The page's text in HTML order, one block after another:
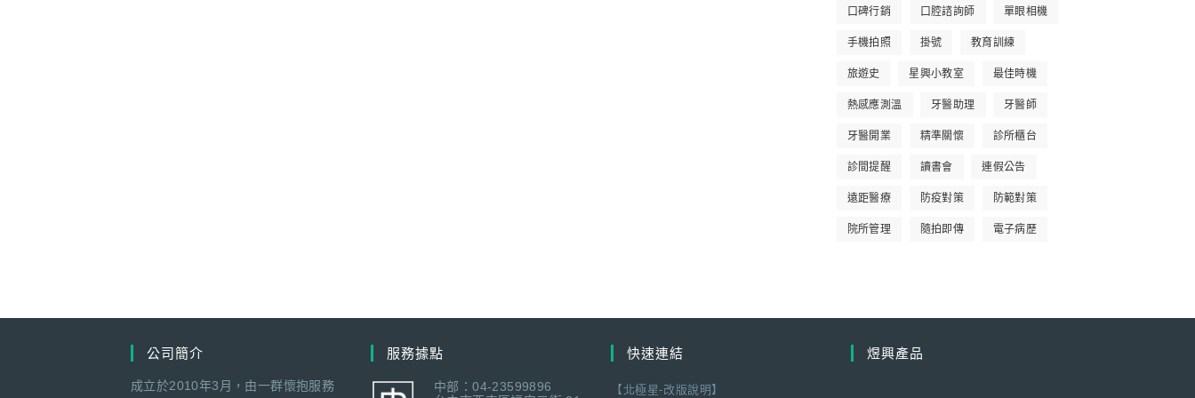
口碑行銷 口腔諮詢師 單眼相機
手機拍照 掛號 教育訓練
旅遊史 星興小教室 最佳時機
熱感應測溫 牙醫助理 牙醫師
牙醫開業 精準關懷 診所櫃台
診間提醒 讀書會 連假公告
遠距醫療 防疫對策 防範對策
院所管理 隨拍即傳 電子病歷
公司簡介
成立於2010年3月，由一群懷抱服務
服務據點
中部：04-23599896
快速連結
【北極星-改版說明】
煜興產品